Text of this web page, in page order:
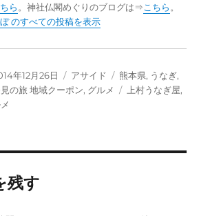
ら。神社仏閣めぐりのブログは⇒こちら。
のすべての投稿を表示
年12月26日
フ
ォ
アサイド
カ
テ
熊本県, うなぎ,
の旅 地域クーポン, グルメ
タ
上村うなぎ屋,
残す